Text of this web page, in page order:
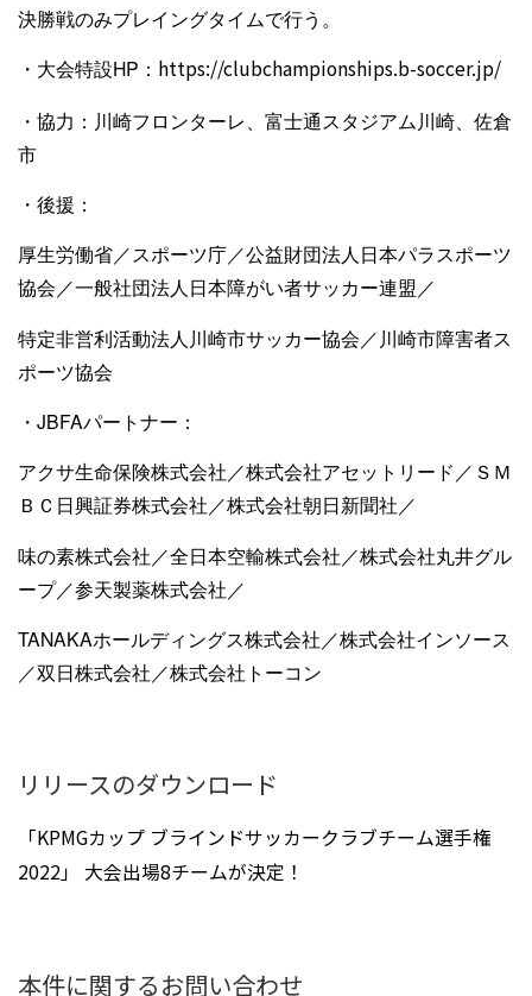
決勝戦のみプレイングタイムで行う。
・大会特設HP： https://clubchampionships.b-soccer.jp/
・協力：川崎フロンターレ、富士通スタジアム川崎、佐倉
市
・後援：
厚生労働省／スポーツ庁／公益財団法人日本パラスポーツ
協会／一般社団法人日本障がい者サッカー連盟／
特定非営利活動法人川崎市サッカー協会／川崎市障害者ス
ポーツ協会
・JBFAパートナー：
アクサ生命保険株式会社／株式会社アセットリード／ＳＭ
ＢＣ日興証券株式会社／株式会社朝日新聞社／
味の素株式会社／全日本空輸株式会社／株式会社丸井グル
ープ／参天製薬株式会社／
TANAKAホールディングス株式会社／株式会社インソース
／双日株式会社／株式会社トーコン
リリースのダウンロード
「KPMGカップ ブラインドサッカークラブチーム選手権
2022」 大会出場8チームが決定！
本件に関するお問い合わせ